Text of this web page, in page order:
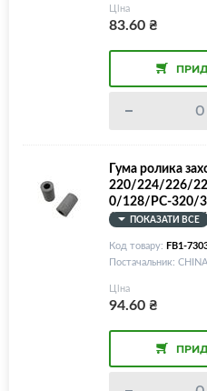
Ціна
83.60₴
Гума ролика
220/224/226/
0/128/PC-320/
12/6112/6312/
ПОКАЗАТИ ВСЕ
Код товару: FB1-
Постачальник: CHINA
Ціна
94.60₴